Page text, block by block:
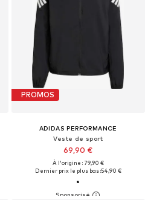
PROMOS
ADIDAS PERFORMANCE
Veste de sport
69,90 €
À l'origine : 79,90 €
Dernier prix le plus bas :54,90 €